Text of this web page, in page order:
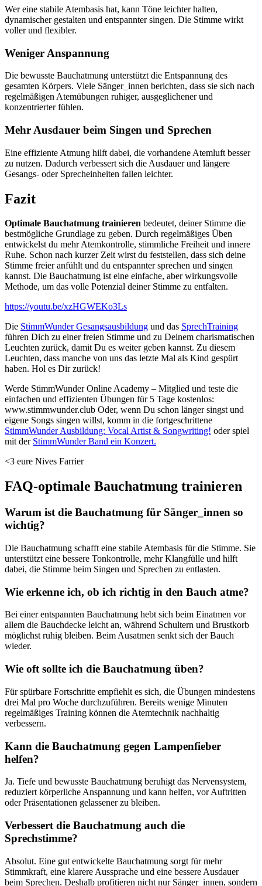
Wer eine stabile Atembasis hat, kann Töne leichter halten,
dynamischer gestalten und entspannter singen. Die Stimme wirkt
voller und flexibler.
Weniger Anspannung
Die bewusste Bauchatmung unterstützt die Entspannung des
gesamten Körpers. Viele Sänger_innen berichten, dass sie sich nach
regelmäßigen Atemübungen ruhiger, ausgeglichener und
konzentrierter fühlen.
Mehr Ausdauer beim Singen und Sprechen
Eine effiziente Atmung hilft dabei, die vorhandene Atemluft besser
zu nutzen. Dadurch verbessert sich die Ausdauer und längere
Gesangs- oder Sprecheinheiten fallen leichter.
Fazit
Optimale Bauchatmung trainieren bedeutet, deiner Stimme die
bestmögliche Grundlage zu geben. Durch regelmäßiges Üben
entwickelst du mehr Atemkontrolle, stimmliche Freiheit und innere
Ruhe. Schon nach kurzer Zeit wirst du feststellen, dass sich deine
Stimme freier anfühlt und du entspannter sprechen und singen
kannst. Die Bauchatmung ist eine einfache, aber wirkungsvolle
Methode, um das volle Potenzial deiner Stimme zu entfalten.
https://youtu.be/xzHGWEKo3Ls
Die StimmWunder Gesangsausbildung und das SprechTraining
führen Dich zu einer freien Stimme und zu Deinem charismatischen
Leuchten zurück, damit Du es weiter geben kannst. Zu diesem
Leuchten, dass manche von uns das letzte Mal als Kind gespürt
haben. Hol es Dir zurück!
Werde StimmWunder Online Academy – Mitglied und teste die
einfachen und effizienten Übungen für 5 Tage kostenlos:
www.stimmwunder.club Oder, wenn Du schon länger singst und
eigene Songs singen willst, komm in die fortgeschrittene
StimmWunder Ausbildung: Vocal Artist & Songwriting! oder spiel
mit der StimmWunder Band ein Konzert.
<3 eure Nives Farrier
FAQ-optimale Bauchatmung trainieren
Warum ist die Bauchatmung für Sänger_innen so
wichtig?
Die Bauchatmung schafft eine stabile Atembasis für die Stimme. Sie
unterstützt eine bessere Tonkontrolle, mehr Klangfülle und hilft
dabei, die Stimme beim Singen und Sprechen zu entlasten.
Wie erkenne ich, ob ich richtig in den Bauch atme?
Bei einer entspannten Bauchatmung hebt sich beim Einatmen vor
allem die Bauchdecke leicht an, während Schultern und Brustkorb
möglichst ruhig bleiben. Beim Ausatmen senkt sich der Bauch
wieder.
Wie oft sollte ich die Bauchatmung üben?
Für spürbare Fortschritte empfiehlt es sich, die Übungen mindestens
drei Mal pro Woche durchzuführen. Bereits wenige Minuten
regelmäßiges Training können die Atemtechnik nachhaltig
verbessern.
Kann die Bauchatmung gegen Lampenfieber
helfen?
Ja. Tiefe und bewusste Bauchatmung beruhigt das Nervensystem,
reduziert körperliche Anspannung und kann helfen, vor Auftritten
oder Präsentationen gelassener zu bleiben.
Verbessert die Bauchatmung auch die
Sprechstimme?
Absolut. Eine gut entwickelte Bauchatmung sorgt für mehr
Stimmkraft, eine klarere Aussprache und eine bessere Ausdauer
beim Sprechen. Deshalb profitieren nicht nur Sänger_innen, sondern